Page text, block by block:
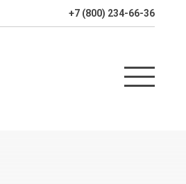
+7 (800) 234-66-36